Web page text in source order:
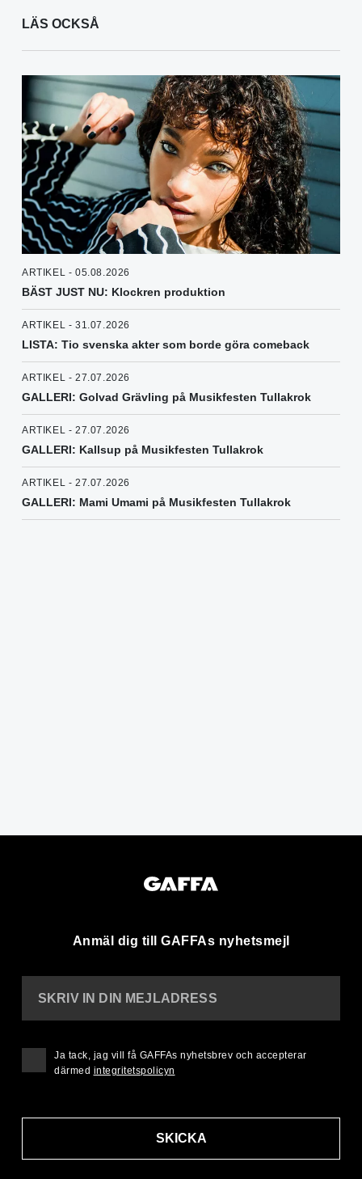
LÄS OCKSÅ
ARTIKEL - 05.08.2026
BÄST JUST NU: Klockren produktion
ARTIKEL - 31.07.2026
LISTA: Tio svenska akter som borde göra comeback
ARTIKEL - 27.07.2026
GALLERI: Golvad Grävling på Musikfesten Tullakrok
ARTIKEL - 27.07.2026
GALLERI: Kallsup på Musikfesten Tullakrok
ARTIKEL - 27.07.2026
GALLERI: Mami Umami på Musikfesten Tullakrok
Anmäl dig till GAFFAs nyhetsmejl
SKRIV IN DIN MEJLADRESS
SKICKA
Ja tack, jag vill få GAFFAs nyhetsbrev och accepterar
därmed integritetspolicyn